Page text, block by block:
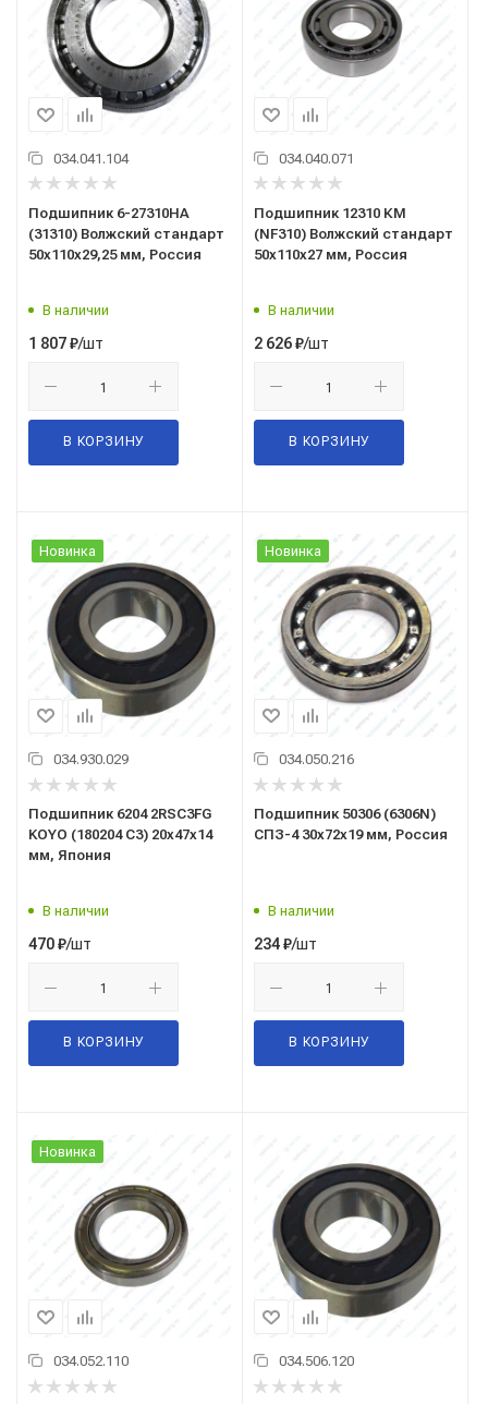
034.041.104
Подшипник 6-27310НА
(31310) Волжский стандарт
50x110x29,25 мм, Россия
В наличии
1 807₽/шт
В КОРЗИНУ
034.040.071
Подшипник 12310 КМ
(NF310) Волжский стандарт
50x110x27 мм, Россия
В наличии
2 626₽/шт
В КОРЗИНУ
Новинка
034.930.029
Подшипник 6204 2RSC3FG
KOYO (180204 С3) 20x47x14
мм, Япония
В наличии
470₽/шт
В КОРЗИНУ
Новинка
034.050.216
Подшипник 50306 (6306N)
СПЗ-4 30x72x19 мм, Россия
В наличии
234₽/шт
В КОРЗИНУ
Новинка
034.052.110 034.506.120